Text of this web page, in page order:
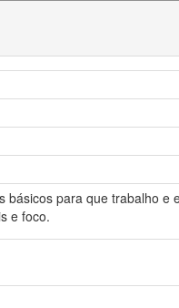
básicos para que trabalho
e foco.